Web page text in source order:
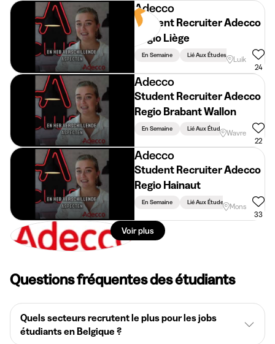
Adecco
Student Recruiter Adecco
Regio Liège
En Semaine Lié Aux Études
Luik
24
Adecco
Student Recruiter Adecco
Regio Brabant Wallon
En Semaine Lié Aux ÉtudesWavre
22
Adecco
Student Recruiter Adecco
Regio Hainaut
En Semaine Lié Aux Études Mons
33
Voir plus
Questions fréquentes des étudiants
Quels secteurs recrutent le plus pour les jobs
étudiants en Belgique ?